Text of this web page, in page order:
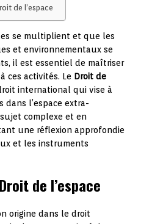
de l’espace
se multiplient et que les
et environnementaux se
il est essentiel de maîtriser
ces activités. Le Droit de
international qui vise à
dans l’espace extra-
complexe et en
une réflexion approfondie
et les instruments
de l’espace
origine dans le droit